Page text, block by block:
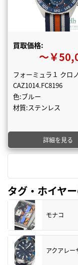
買取価格:
〜￥
フォーミュラ１ クロ
CAZ1014.FC8196
色:ブルー
材質:ステンレス
詳細を見る
タグ・ホイヤ
モナコ
アクアレー